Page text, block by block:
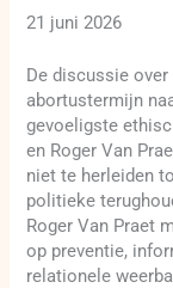
21 juni 2026
De discussie
abortustermijn
gevoeligste
en Roger Van
niet te herleiden
politieke
Roger Van Praet
op preventie,
relationele